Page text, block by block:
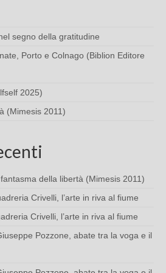
segno della gratitudine
Porto e Colnago (Biblion Editore
2025)
(Mimesis 2011)
della libertà (Mimesis 2011)
Crivelli, l’arte in riva al fiume
Crivelli, l’arte in riva al fiume
Pozzone, abate tra la voga e il